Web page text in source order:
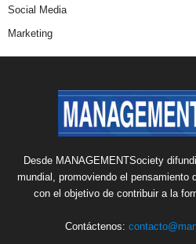
Social Media
Marketing
Desde MANAGEMENTSociety
mundial, promoviendo el pensamiento
con el objetivo de contribuir a la
Contáctenos: